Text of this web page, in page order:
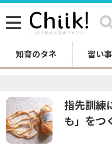
知育のタネ 習い
指先訓練
も」をつ